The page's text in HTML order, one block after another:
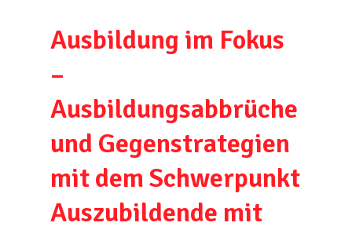
Ausbildung im Fokus
–
Ausbildungsabbrüche
und Gegenstrategien
mit dem Schwerpunkt
Auszubildende mit